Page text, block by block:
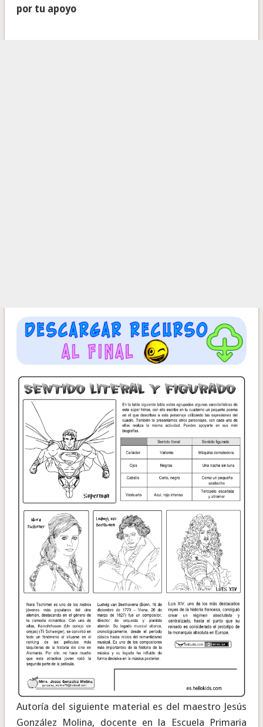
por tu apoyo
Autoría del siguiente material es del maestro Jesús
González Molina, docente en la Escuela Primaria